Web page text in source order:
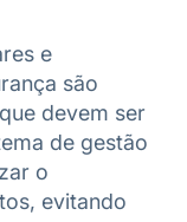
e
são
devem ser
de gestão
o
evitando